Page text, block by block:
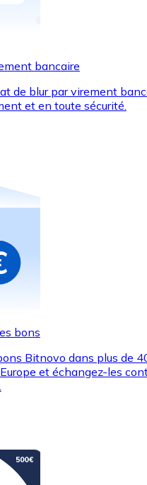
Visa et Mastercard
cadeaux de vos
de cartes-cadeaux
bancaire
de blur par virement
et en toute sécurité.
bons
Bitnovo dans plus de
et échangez-les